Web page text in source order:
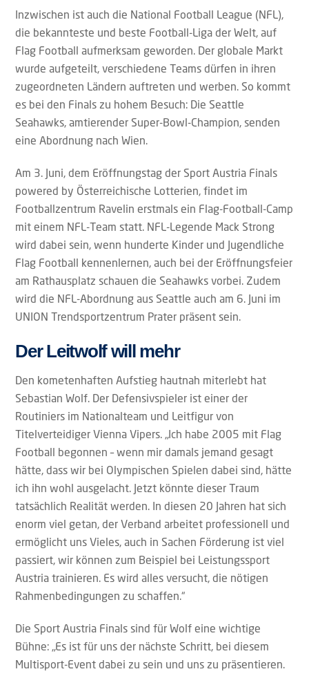
Inzwischen ist auch die National Football League (NFL),
die bekannteste und beste Football-Liga der Welt, auf
Flag Football aufmerksam geworden. Der globale Markt
wurde aufgeteilt, verschiedene Teams dürfen in ihren
zugeordneten Ländern auftreten und werben. So kommt
es bei den Finals zu hohem Besuch: Die Seattle
Seahawks, amtierender Super-Bowl-Champion, senden
eine Abordnung nach Wien.
Am 3. Juni, dem Eröffnungstag der Sport Austria Finals
powered by Österreichische Lotterien, findet im
Footballzentrum Ravelin erstmals ein Flag-Football-Camp
mit einem NFL-Team statt. NFL-Legende Mack Strong
wird dabei sein, wenn hunderte Kinder und Jugendliche
Flag Football kennenlernen, auch bei der Eröffnungsfeier
am Rathausplatz schauen die Seahawks vorbei. Zudem
wird die NFL-Abordnung aus Seattle auch am 6. Juni im
UNION Trendsportzentrum Prater präsent sein.
Der Leitwolf will mehr
Den kometenhaften Aufstieg hautnah miterlebt hat
Sebastian Wolf. Der Defensivspieler ist einer der
Routiniers im Nationalteam und Leitfigur von
Titelverteidiger Vienna Vipers. „Ich habe 2005 mit Flag
Football begonnen – wenn mir damals jemand gesagt
hätte, dass wir bei Olympischen Spielen dabei sind, hätte
ich ihn wohl ausgelacht. Jetzt könnte dieser Traum
tatsächlich Realität werden. In diesen 20 Jahren hat sich
enorm viel getan, der Verband arbeitet professionell und
ermöglicht uns Vieles, auch in Sachen Förderung ist viel
passiert, wir können zum Beispiel bei Leistungssport
Austria trainieren. Es wird alles versucht, die nötigen
Rahmenbedingungen zu schaffen.“
Die Sport Austria Finals sind für Wolf eine wichtige
Bühne: „Es ist für uns der nächste Schritt, bei diesem
Multisport-Event dabei zu sein und uns zu präsentieren.